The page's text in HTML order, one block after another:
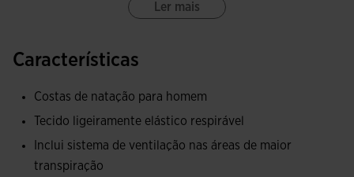
movimento. Todos os acabamentos têm costuras
prevenir as irritações na pele. Nas costas, tem costuras
planas Flatlock com o mesmo objetivo.
Este top super leve é feito com tecido resistente, elástico e
Ler mais
Características
Costas de natação para homem
Tecido ligeiramente elástico respirável
Inclui sistema de ventilação nas áreas de maior
transpiração